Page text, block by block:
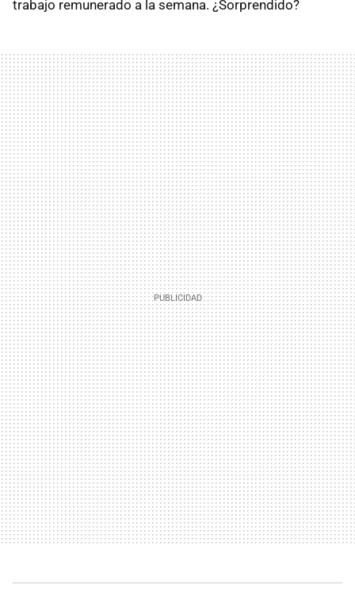
trabajo remunerado a la semana. ¿Sorprendido?